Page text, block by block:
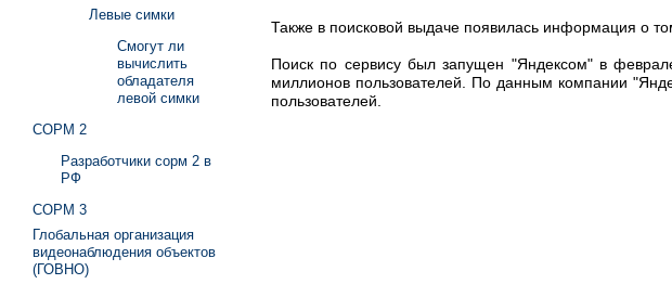
Также в поисковой выдаче появилась информация о
Поиск по сервису был запущен "Яндексом" в
миллионов пользователей. По данным компании
пользователей.
Левые симки
Смогут ли
вычислить
обладателя
левой симки
СОРМ 2
Разработчики сорм 2 в
РФ
СОРМ 3
Глобальная организация
видеонаблюдения объектов
(ГОВНО)